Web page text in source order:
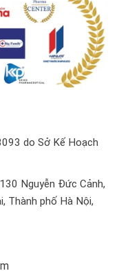
do Sở Kế Hoạch
Nguyễn Đức Cảnh,
Thành phố Hà Nội,